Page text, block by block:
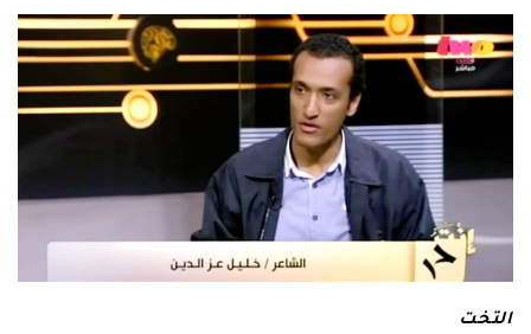
التخت